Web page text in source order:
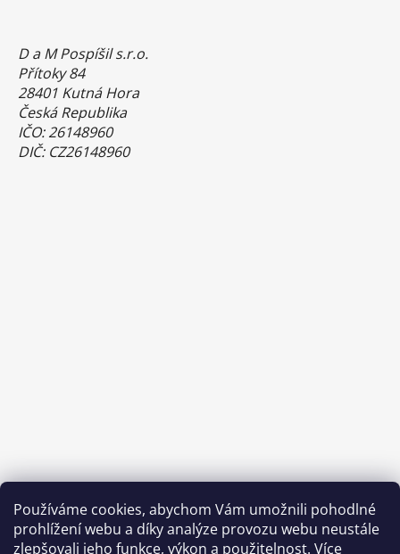
Používáme cookies, abychom Vám umožnili pohodlné
prohlížení webu a díky analýze provozu webu neustále
zlepšovali jeho funkce, výkon a použitelnost. Více
D a M Pospíšil s.r.o.
Přítoky 84
28401 Kutná Hora
Česká Republika
IČO: 26148960
DIČ: CZ26148960